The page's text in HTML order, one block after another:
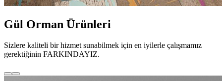
Gül Orman Ürünleri
Sizlere kaliteli bir hizmet sunabilmek için en iyilerle çalışmamız
gerektiğinin FARKINDAYIZ.